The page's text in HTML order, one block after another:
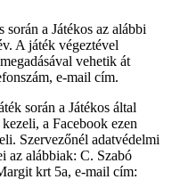
a Játékos az alábbi
A játék végeztével
vehetik át
e-mail cím.
során a Játékos által
a Facebook ezen
Szervezőnél adatvédelmi
az alábbiak: C. Szabó
krt 5a, e-mail cím: